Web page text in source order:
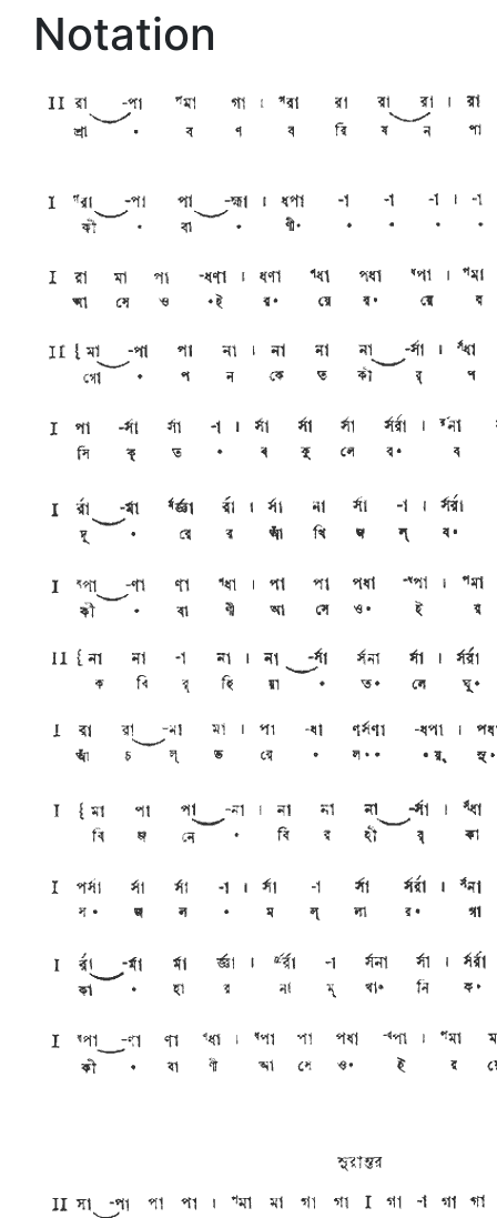
Notation